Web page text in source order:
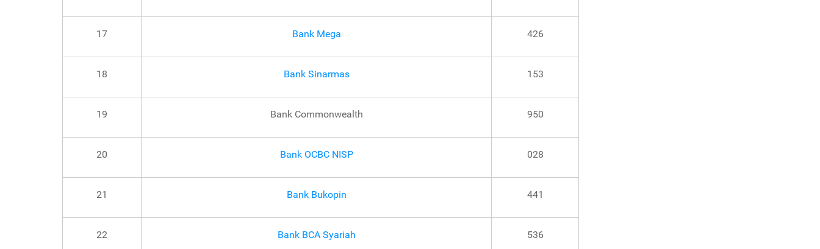
17 Bank Mega 426
18 Bank Sinarmas 153
19 Bank Commonwealth 950
20 Bank OCBC NISP 028
21 Bank Bukopin 441
22 Bank BCA Syariah 536